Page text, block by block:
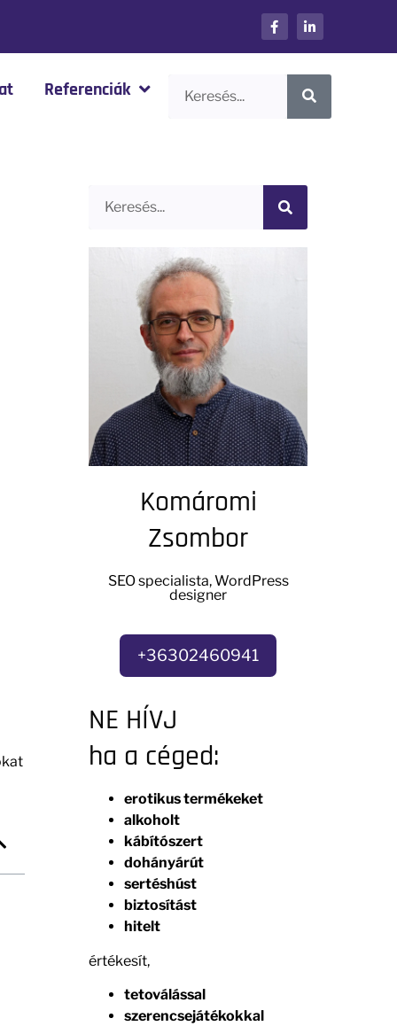
Referenciák
Komáromi
Zsombor
SEO specialista, WordPress
designer
+36302460941
NE HÍVJ
ha a céged:
erotikus termékeket
alkoholt
kábítószert
dohányárút
sertéshúst
biztosítást
hitelt
értékesít,
tetoválással
szerencsejátékokkal